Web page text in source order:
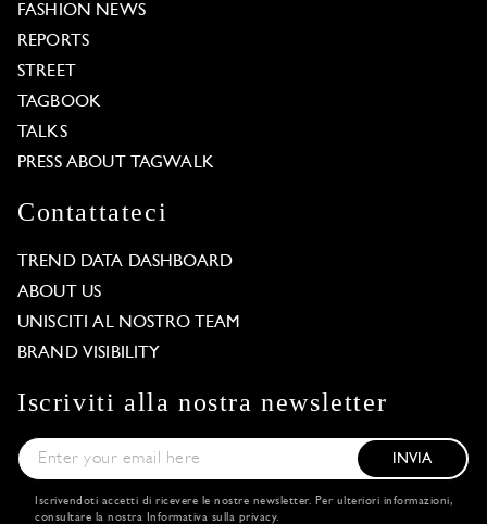
FASHION NEWS
REPORTS
STREET
TAGBOOK
TALKS
PRESS ABOUT TAGWALK
Contattateci
TREND DATA DASHBOARD
ABOUT US
UNISCITI AL NOSTRO TEAM
BRAND VISIBILITY
Iscriviti alla nostra newsletter
INVIA
Iscrivendoti accetti di ricevere le nostre newsletter. Per ulteriori informazioni,
consultare la nostra
Informativa sulla privacy.